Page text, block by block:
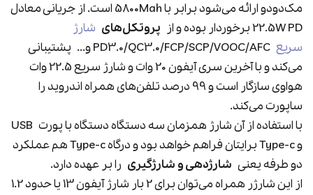
مک‌دودو ارائه می‌شود برابر با 5800Mah است. از جریانی معادل
22.5W PD برخوردار بوده و از
پروتکل‌های شارژ
سریع PD3.0/QC3.0/FCP/SCP/VOOC/AFC و...
پشتیبانی
می‌کند و با آخرین سری آیفون 20 وات و شارژ سریع 22.5 وات
هواوی سازگار است و 99 درصد تلفن‌های همراه اندروید را
ساپورت می‌کند.
با استفاده از آن شارژ همزمان سه دستگاه دستگاه با پورت USB
و Type-c برایتان فراهم خواهد بود و درگاه Type-c هم عملکرد
دو طرفه یعنی شارژدهی و شارژگیری را بر عهده دارد.
از این شارژر همراه می‌توان برای 2 بار شارژ آیفون 13 یا حدود 1.2